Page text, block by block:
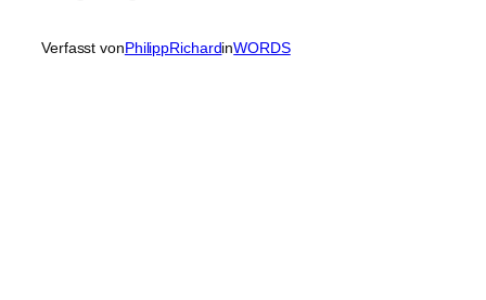
Verfasst vonPhilippRichardinWORDS